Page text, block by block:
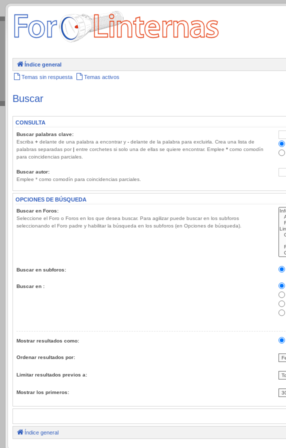
.
Índice general
Temas sin respuesta Temas activos
Buscar
CONSULTA
Buscar palabras clave:
Escriba + delante de una palabra a encontrar y - delante de la palabra para excluirla. Crea una lista de
palabras separadas por | entre corchetes si solo una de ellas se quiere encontrar. Emplee * como comodín
para coincidencias parciales.
Buscar autor:
Emplee * como comodín para coincidencias parciales.
OPCIONES DE BÚSQUEDA
Buscar en Foros:
Seleccione el Foro o Foros en los que desea buscar. Para agilizar puede buscar en los subforos
seleccionando el Foro padre y habilitar la búsqueda en los subforos (en Opciones de búsqueda).
Buscar en subforos:
Buscar en :
Mostrar resultados como:
Ordenar resultados por:
Limitar resultados previos a:
Mostrar los primeros:
Índice general